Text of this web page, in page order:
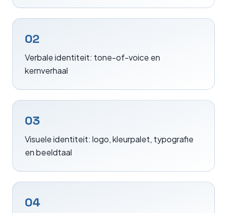
02
Verbale identiteit: tone-of-voice en
kernverhaal
03
Visuele identiteit: logo, kleurpalet, typografie
en beeldtaal
04